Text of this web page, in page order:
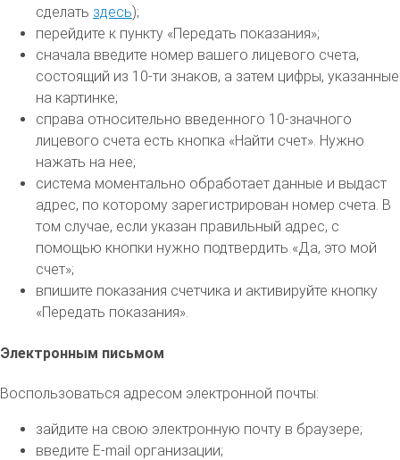
сделать здесь);
перейдите к пункту «Передать показания»;
сначала введите номер вашего лицевого счета,
состоящий из 10-ти знаков, а затем цифры, указанные
на картинке;
справа относительно введенного 10-значного
лицевого счета есть кнопка «Найти счет». Нужно
нажать на нее;
система моментально обработает данные и выдаст
адрес, по которому зарегистрирован номер счета. В
том случае, если указан правильный адрес, с
помощью кнопки нужно подтвердить «Да, это мой
счет»;
впишите показания счетчика и активируйте кнопку
«Передать показания».
Электронным письмом
Воспользоваться адресом электронной почты:
зайдите на свою электронную почту в браузере;
введите E-mail организации;